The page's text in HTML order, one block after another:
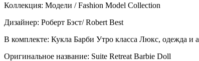
Коллекция: Модели / Fashion Model Collection
Дизайнер: Роберт Бэст/ Robert Best
В комплекте: Кукла Барби Утро класса Люкс, одежда и
Оригинальное название: Suite Retreat Barbie Doll